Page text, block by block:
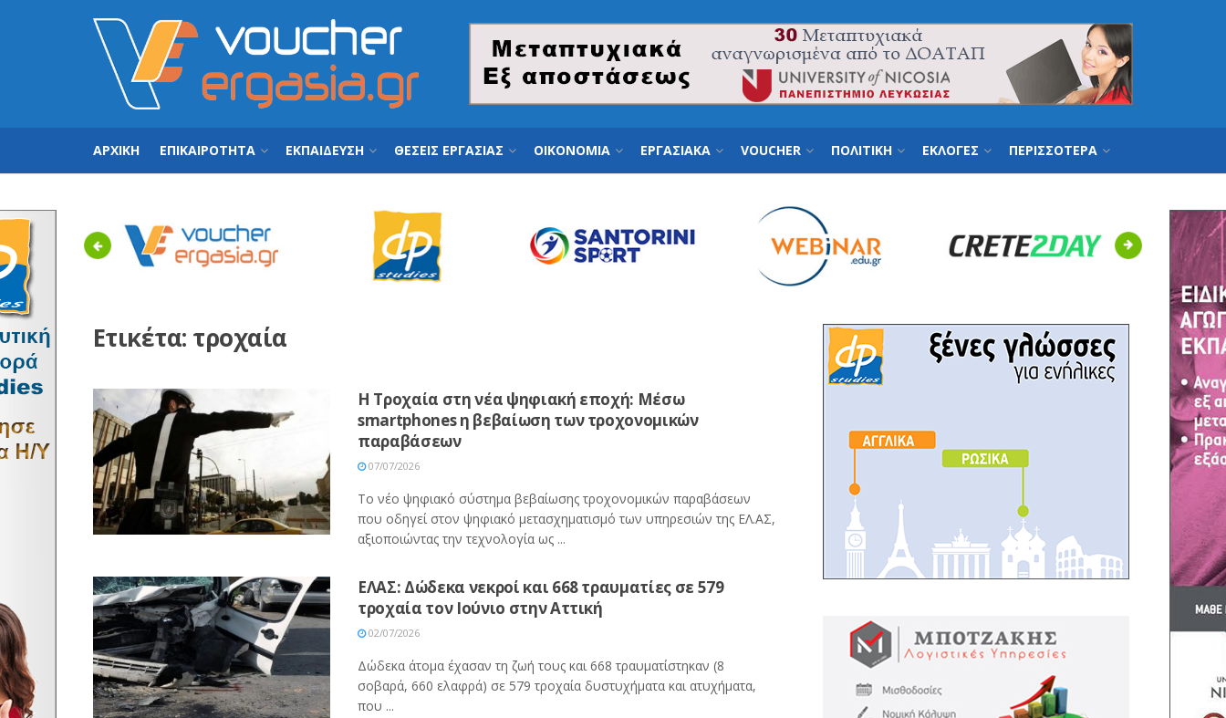
ΑΡΧΙΚΗ ΕΠΙΚΑΙΡΟΤΗΤΑ ΕΚΠΑΙΔΕΥΣΗ ΘΕΣΕΙΣ ΕΡΓΑΣΙΑΣ ΟΙΚΟΝΟΜΙΑ ΕΡΓΑΣΙΑΚΑ VOUCHER ΠΟΛΙΤΙΚΗ ΕΚΛΟΓΕΣ ΠΕΡΙΣΣΟΤΕΡΑ
Previous Next
Ετικέτα: τροχαία
H Τροχαία στη νέα ψηφιακή εποχή: Μέσω
smartphones η βεβαίωση των τροχονομικών
παραβάσεων
07/07/2026
Το νέο ψηφιακό σύστημα βεβαίωσης τροχονομικών παραβάσεων
που οδηγεί στον ψηφιακό μετασχηματισμό των υπηρεσιών της ΕΛ.ΑΣ,
αξιοποιώντας την τεχνολογία ως ...
ΕΛΑΣ: Δώδεκα νεκροί και 668 τραυματίες σε 579
τροχαία τον Ιούνιο στην Αττική
02/07/2026
Δώδεκα άτομα έχασαν τη ζωή τους και 668 τραυματίστηκαν (8
σοβαρά, 660 ελαφρά) σε 579 τροχαία δυστυχήματα και ατυχήματα,
που ...